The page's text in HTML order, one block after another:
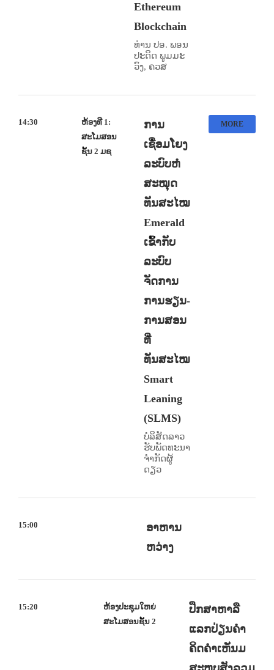
Ethereum
Blockchain
ທ່ານ ປອ. ພອນ
ປະດິດ ພູມມະ
ວົງ, ຄວສ
14:30
ຫ້ອງທີ 1:
ສະໂມສອນ
ຊັ້ນ 2 ມຊ
ການ
ເຊື່ອມໂຍງ
ລະບົບຫໍ
ສະໝຸດ
ທັນສະໄໝ
Emerald
ເຂົ້າກັບ
ລະບົບ
ຈັດການ
ການຮຽນ-
ການສອນ
ທີ່
ທັນສະໄໝ
Smart
Leaning
(SLMS)
ບໍລິສັດລາວ
ຮັບພັດທະນາ
ຈຳກັດຜູ້
ດຽວ
MORE
15:00
ອາຫານ
ຫວ່າງ
15:20
ຫ້ອງປະຊຸມໃຫຍ່
ສະໂມສອນຊັ້ນ 2
ປຶກສາຫາລື
ແລກປ່ຽນຄຳ
ຄິດຄຳເຫັນມ